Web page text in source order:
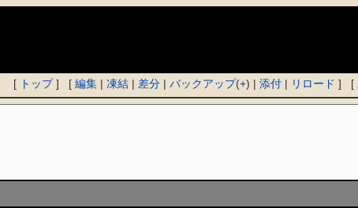
[ トップ] [編集 |凍結 | 差分 |バックアップ(+) |添付 | リロード ] [